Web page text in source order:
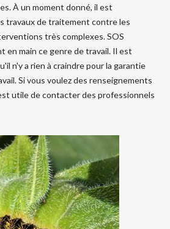
À un moment donné, il est
travaux de traitement contre les
très complexes. SOS
en main ce genre de travail. Il est
n'y a rien à craindre pour la garantie
Si vous voulez des renseignements
utile de contacter des professionnels